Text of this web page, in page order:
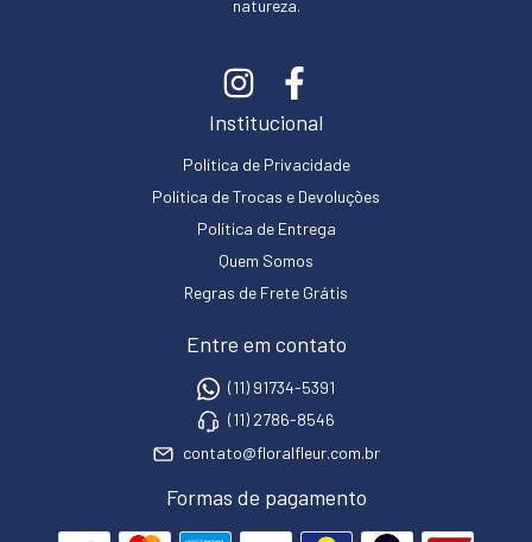
natureza.
Institucional
Política de Privacidade
Política de Trocas e Devoluções
Política de Entrega
Quem Somos
Regras de Frete Grátis
Entre em contato
(11) 91734-5391
(11) 2786-8546
contato@floralfleur.com.br
Formas de pagamento